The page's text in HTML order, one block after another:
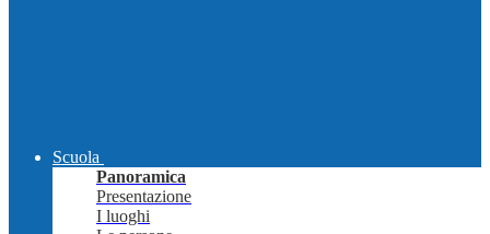
Scuola
Panoramica
Presentazione
I luoghi